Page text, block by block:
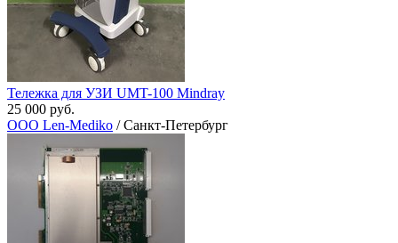
Тележка для УЗИ UMT-100 Mindray
25 000 руб.
ООО Len-Mediko / Санкт-Петербург